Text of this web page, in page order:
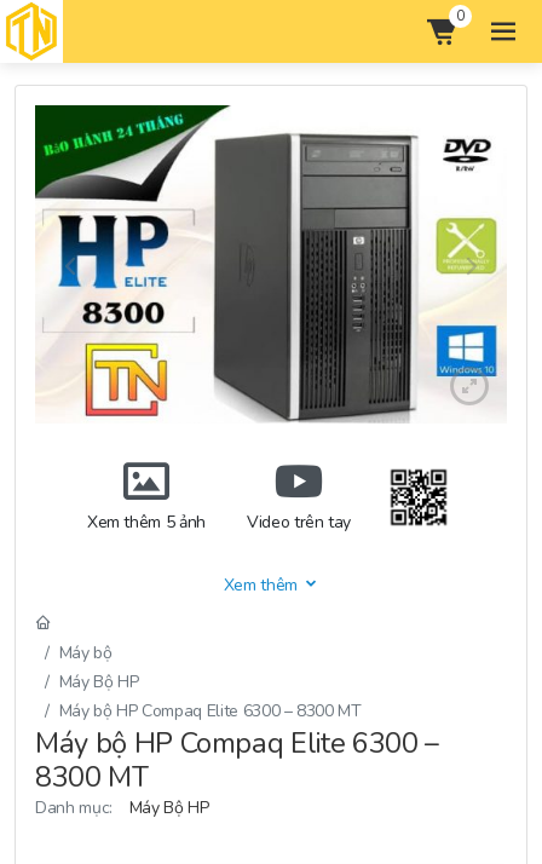
0
Xem thêm 5 ảnh Video trên tay
Xem thêm
Máy bộ
Máy Bộ HP
Máy bộ HP Compaq Elite 6300 – 8300 MT
Máy bộ HP Compaq Elite 6300 –
8300 MT
Danh mục: Máy Bộ HP